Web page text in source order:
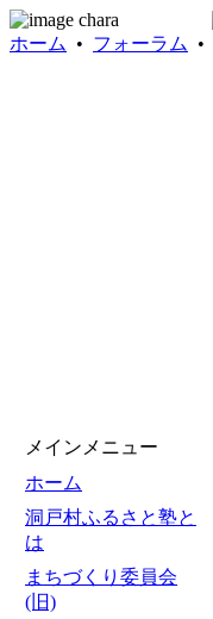
ホーム • フォーラム •
メインメニュー
ホーム
洞戸村ふるさと塾と
は
まちづくり委員会
(旧)